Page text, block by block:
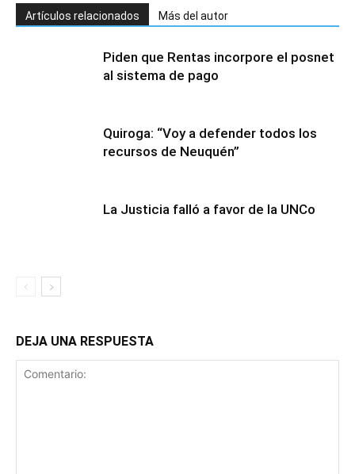
Artículos relacionados Más del autor
Piden que Rentas incorpore el posnet
al sistema de pago
Quiroga: “Voy a defender todos los
recursos de Neuquén”
La Justicia falló a favor de la UNCo
DEJA UNA RESPUESTA